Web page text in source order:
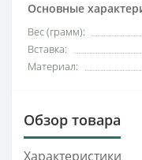
Основные
Вес (грамм):
Вставка:
Материал:
Обзор товара
Характеристики